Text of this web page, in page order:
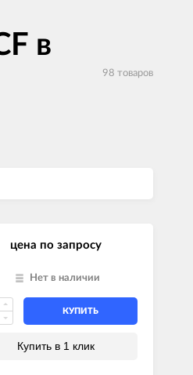
в
98 товаров
цена по запросу
Нет в наличии
КУПИТЬ
Купить в 1 клик